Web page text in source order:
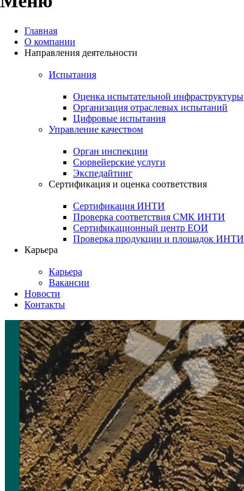
Главная
О компании
Направления деятельности
Испытания
Оценка испытательной инфраструктуры
Организация отраслевых испытаний
Цифровые испытания
Управление качеством
Орган инспекции
Сюрвейерские услуги
Экспедайтинг
Сертификация и оценка соответствия
Сертификация ИНТИ
Проверка соответствия СМК ИНТИ
Сертификационный центр ЕОИ
Проверка продукции и площадок ИНТИ
Карьера
Карьера
Вакансии
Новости
Контакты
Будьте в курсе событий
и новостей Единого
оператора испытаний